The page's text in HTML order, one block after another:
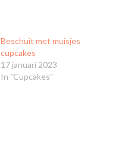
Beschuit met muisjes
cupcakes
17 januari 2023
In "Cupcakes"